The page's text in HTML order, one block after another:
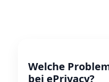
Welche
bei ePrivacy?